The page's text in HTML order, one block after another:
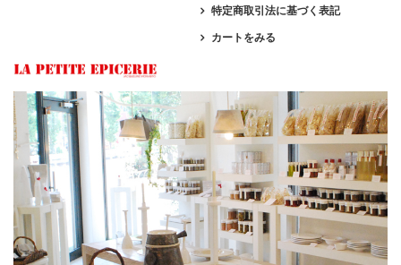
特定商取引法に基づく表記
カートをみる